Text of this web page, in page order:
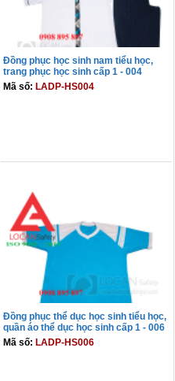
Đồng phục học sinh nam tiểu học,
trang phục học sinh cấp 1 - 004
Mã số: LADP-HS004
Đồng phục thể dục học sinh tiểu học,
quần áo thể dục học sinh cấp 1 - 006
Mã số: LADP-HS006